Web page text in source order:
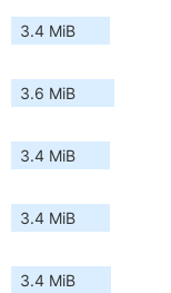
3.4 MiB
3.6 MiB
3.4 MiB
3.4 MiB
3.4 MiB